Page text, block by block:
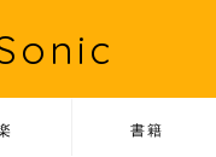
書籍